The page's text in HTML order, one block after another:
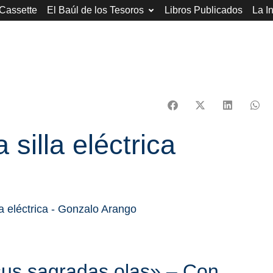
El Baúl de los Tesoros Libros Publicados La
silla eléctrica